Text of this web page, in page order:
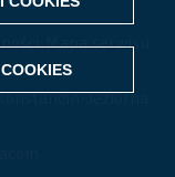
COOKIES
Jeziorna
Mapa serwisu